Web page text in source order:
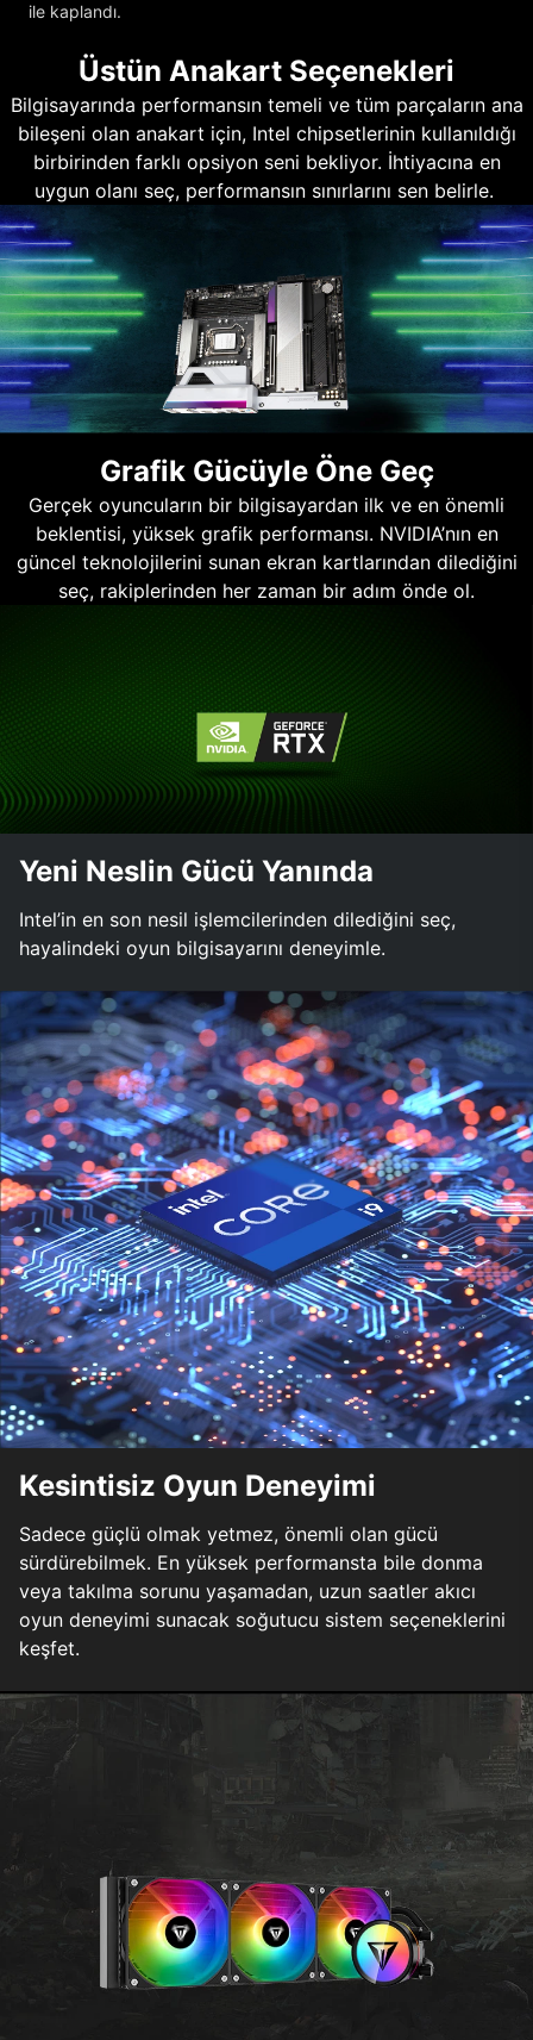
ile kaplandı.
Üstün Anakart Seçenekleri
Bilgisayarında performansın temeli ve tüm parçaların ana
bileşeni olan anakart için, Intel chipsetlerinin kullanıldığı
birbirinden farklı opsiyon seni bekliyor. İhtiyacına en
uygun olanı seç, performansın sınırlarını sen belirle.
Grafik Gücüyle Öne Geç
Gerçek oyuncuların bir bilgisayardan ilk ve en önemli
beklentisi, yüksek grafik performansı. NVIDIA’nın en
güncel teknolojilerini sunan ekran kartlarından dilediğini
seç, rakiplerinden her zaman bir adım önde ol.
Yeni Neslin Gücü Yanında
Intel’in en son nesil işlemcilerinden dilediğini seç,
hayalindeki oyun bilgisayarını deneyimle.
Kesintisiz Oyun Deneyimi
Sadece güçlü olmak yetmez, önemli olan gücü
sürdürebilmek. En yüksek performansta bile donma
veya takılma sorunu yaşamadan, uzun saatler akıcı
oyun deneyimi sunacak soğutucu sistem seçeneklerini
keşfet.